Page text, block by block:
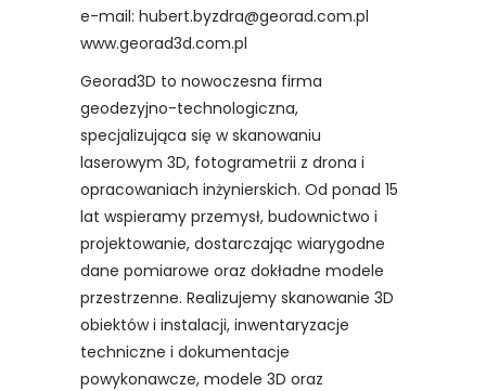
e-mail: hubert.byzdra@georad.com.pl
www.georad3d.com.pl
Georad3D to nowoczesna firma
geodezyjno-technologiczna,
specjalizująca się w skanowaniu
laserowym 3D, fotogrametrii z drona i
opracowaniach inżynierskich. Od ponad 15
lat wspieramy przemysł, budownictwo i
projektowanie, dostarczając wiarygodne
dane pomiarowe oraz dokładne modele
przestrzenne. Realizujemy skanowanie 3D
obiektów i instalacji, inwentaryzacje
techniczne i dokumentacje
powykonawcze, modele 3D oraz